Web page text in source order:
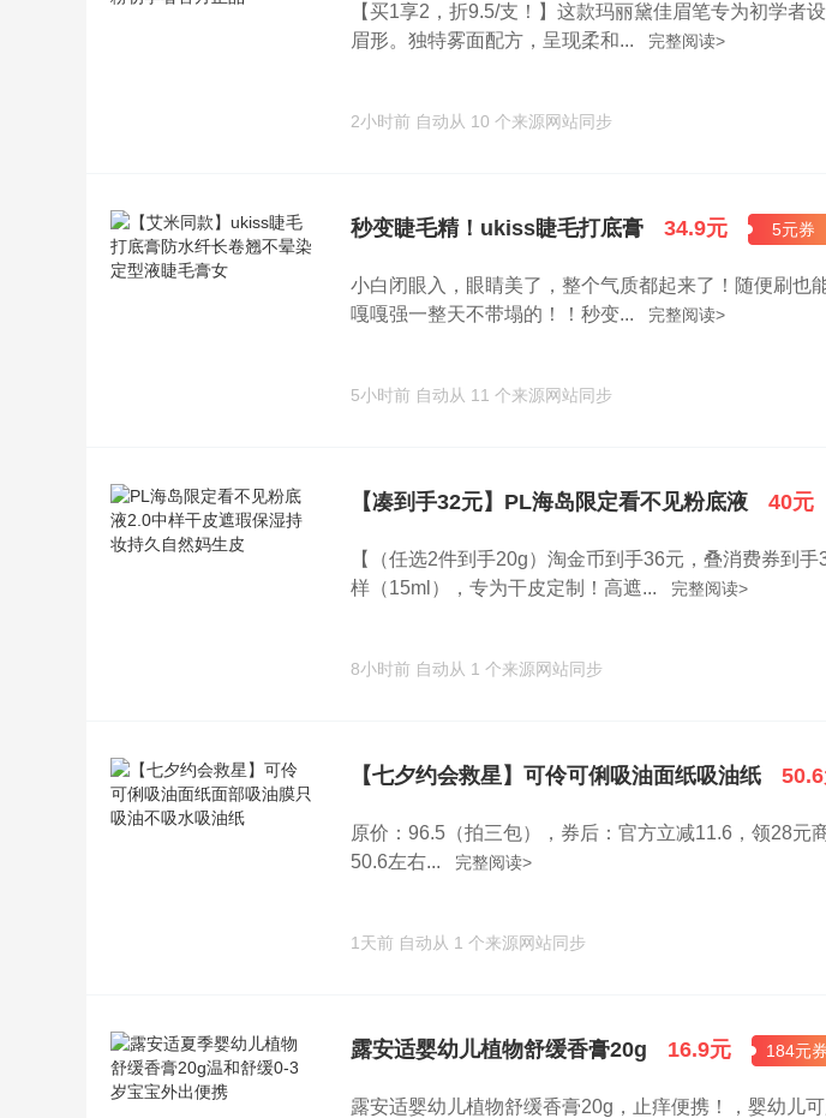
【买1享2，折9.5/支！】这款玛丽黛佳眉笔专为初学者
眉形。独特雾面配方，呈现柔和...
完整阅读>
2小时前 自动从 10 个来源网站同步
秒变睫毛精！ukiss睫毛打底膏 34.9元 5元券
小白闭眼入，眼睛美了，整个气质都起来了！随便刷也
嘎嘎强一整天不带塌的！！秒变...
完整阅读>
5小时前 自动从 11 个来源网站同步
【凑到手32元】PL海岛限定看不见粉底液 40元
【（任选2件到手20g）淘金币到手36元，叠消费券到
样（15ml），专为干皮定制！高遮...
完整阅读>
8小时前 自动从 1 个来源网站同步
【七夕约会救星】可伶可俐吸油面纸吸油纸
原价：96.5（拍三包），券后：官方立减11.6，领28元
50.6左右...
完整阅读>
1天前 自动从 1 个来源网站同步
露安适婴幼儿植物舒缓香膏20g 16.9元 184元券
露安适婴幼儿植物舒缓香膏20g，止痒便携！，婴幼儿